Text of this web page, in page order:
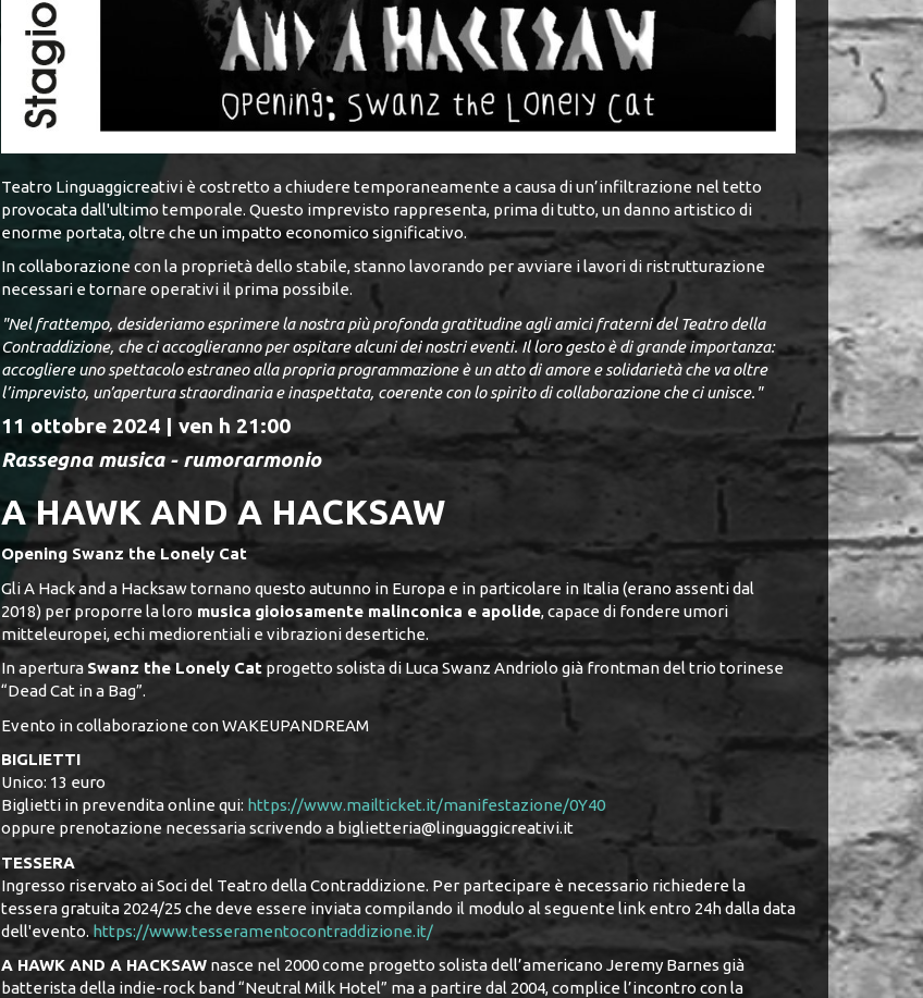
Teatro Linguaggicreativi è costretto a chiudere temporaneamente a causa di un’infiltrazione nel tetto
provocata dall'ultimo temporale. Questo imprevisto rappresenta, prima di tutto, un danno artistico di
enorme portata, oltre che un impatto economico significativo.
In collaborazione con la proprietà dello stabile, stanno lavorando per avviare i lavori di ristrutturazione
necessari e tornare operativi il prima possibile.
"Nel frattempo, desideriamo esprimere la nostra più profonda gratitudine agli amici fraterni del Teatro della
Contraddizione, che ci accoglieranno per ospitare alcuni dei nostri eventi. Il loro gesto è di grande importanza:
accogliere uno spettacolo estraneo alla propria programmazione è un atto di amore e solidarietà che va oltre
l’imprevisto, un’apertura straordinaria e inaspettata, coerente con lo spirito di collaborazione che ci unisce."
11 ottobre 2024 | ven h 21:00
Rassegna musica - rumorarmonio
A HAWK AND A HACKSAW
Opening Swanz the Lonely Cat
Gli A Hack and a Hacksaw tornano questo autunno in Europa e in particolare in Italia (erano assenti dal
2018) per proporre la loro musica gioiosamente malinconica e apolide, capace di fondere umori
mitteleuropei, echi mediorentiali e vibrazioni desertiche.
In apertura Swanz the Lonely Cat progetto solista di Luca Swanz Andriolo già frontman del trio torinese
“Dead Cat in a Bag”.
Evento in collaborazione con WAKEUPANDREAM
BIGLIETTI
Unico: 13 euro
Biglietti in prevendita online qui: https://www.mailticket.it/manifestazione/0Y40
oppure prenotazione necessaria scrivendo a biglietteria@linguaggicreativi.it
TESSERA
Ingresso riservato ai Soci del Teatro della Contraddizione. Per partecipare è necessario richiedere la
tessera gratuita 2024/25 che deve essere inviata compilando il modulo al seguente link entro 24h dalla data
dell'evento. https://www.tesseramentocontraddizione.it/
A HAWK AND A HACKSAW nasce nel 2000 come progetto solista dell’americano Jeremy Barnes già
batterista della indie-rock band “Neutral Milk Hotel” ma a partire dal 2004, complice l’incontro con la